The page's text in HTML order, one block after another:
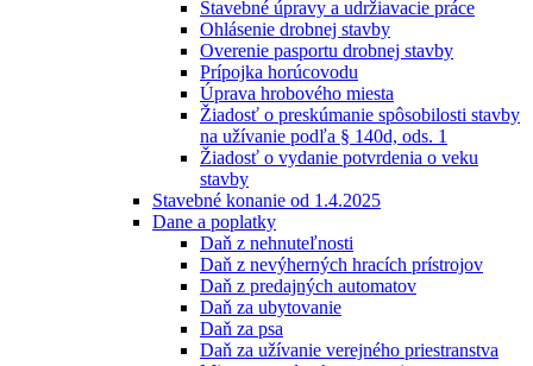
Stavebné úpravy a udržiavacie práce
Ohlásenie drobnej stavby
Overenie pasportu drobnej stavby
Prípojka horúcovodu
Úprava hrobového miesta
Žiadosť o preskúmanie spôsobilosti stavby
na užívanie podľa § 140d, ods. 1
Žiadosť o vydanie potvrdenia o veku
stavby
Stavebné konanie od 1.4.2025
Dane a poplatky
Daň z nehnuteľnosti
Daň z nevýherných hracích prístrojov
Daň z predajných automatov
Daň za ubytovanie
Daň za psa
Daň za užívanie verejného priestranstva